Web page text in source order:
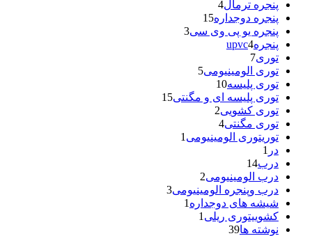
پنجره ترمال4
پنجره دوجداره15
پنجره یو پی وی سی3
پنجرهupvc4
توری7
توری الومینیومی5
توری پلیسه10
توری پلیسه ای و مگنتی15
توری کشویی2
توری مگنتی4
توریتوری الومینیومی 1
در 1
درب14
درب الومینیومی2
درب وپنجره الومینیومی3
شیشه های دوجداره 1
کشوییتوری ریلی 1
نوشته ها39